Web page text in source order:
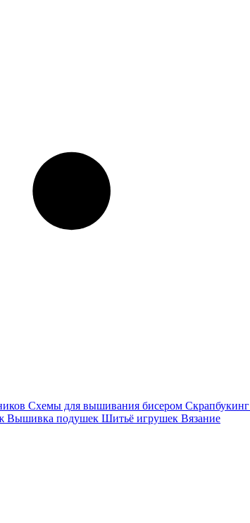
Схемы для вышивания бисером Скрапбукинг
Вышивка подушек Шитьё игрушек Вязание